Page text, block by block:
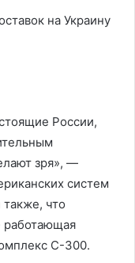
на Украину
России,
зря», —
систем
также, что
работающая
С-300.